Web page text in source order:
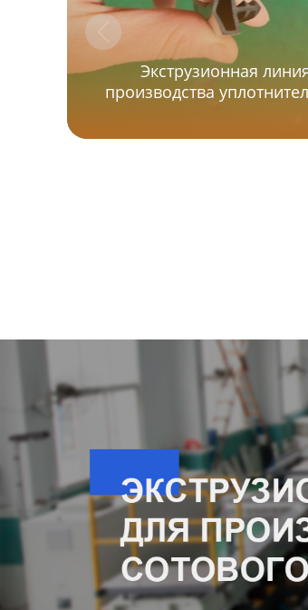
Экструзионная
производства